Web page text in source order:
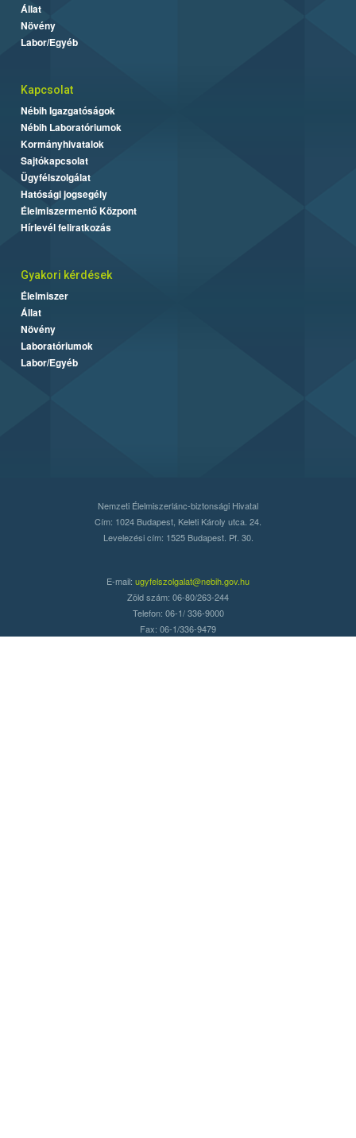
Állat
Növény
Labor/Egyéb
Kapcsolat
Nébih Igazgatóságok
Nébih Laboratóriumok
Kormányhivatalok
Sajtókapcsolat
Ügyfélszolgálat
Hatósági jogsegély
Élelmiszermentő Központ
Hírlevél feliratkozás
Gyakori kérdések
Élelmiszer
Állat
Növény
Laboratóriumok
Labor/Egyéb
Nemzeti Élelmiszerlánc-biztonsági Hivatal
Cím: 1024 Budapest, Keleti Károly utca. 24.
Levelezési cím: 1525 Budapest. Pf. 30.
E-mail: ugyfelszolgalat@nebih.gov.hu
Zöld szám: 06-80/263-244
Telefon: 06-1/ 336-9000
Fax: 06-1/336-9479